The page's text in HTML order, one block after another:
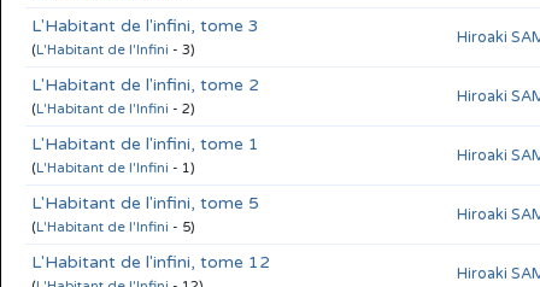
L'Habitant de l'infini, tome 3
(L'Habitant de l'Infini - 3)
Hiroaki
L'Habitant de l'infini, tome 2
(L'Habitant de l'Infini - 2)
Hiroaki
L'Habitant de l'infini, tome 1
(L'Habitant de l'Infini - 1)
Hiroaki
L'Habitant de l'infini, tome 5
(L'Habitant de l'Infini - 5)
Hiroaki
L'Habitant de l'infini, tome 12
Hiroaki